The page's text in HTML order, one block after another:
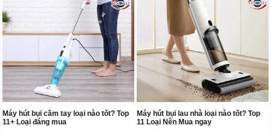
Máy hút bụi cầm tay loại nào tốt? Top
11+ Loại đáng mua
Máy hút bụi lau nhà loại nào tốt? Top
11 Loại Nên Mua ngay